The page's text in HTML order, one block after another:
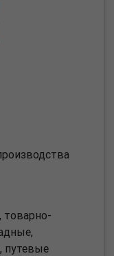
товарно-
путевые